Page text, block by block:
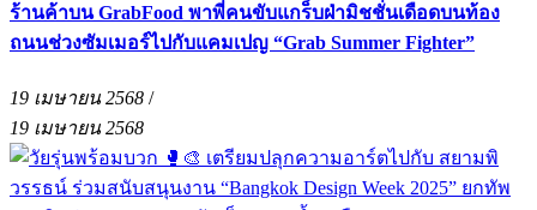
ร้านค้าบน GrabFood พาพี่คนขับแกร็บฝ่ามิชชั่นเดือดบนท้อง
ถนนช่วงซัมเมอร์ไปกับแคมเปญ “Grab Summer Fighter”
19 เมษายน 2568 /
19 เมษายน 2568